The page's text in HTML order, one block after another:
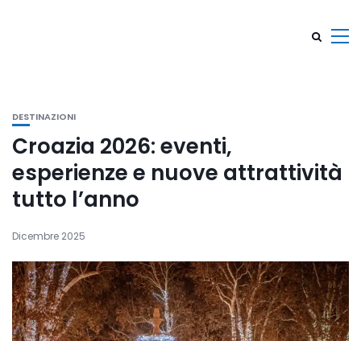
DESTINAZIONI
Croazia 2026: eventi,
esperienze e nuove attrattività
tutto l’anno
Dicembre 2025